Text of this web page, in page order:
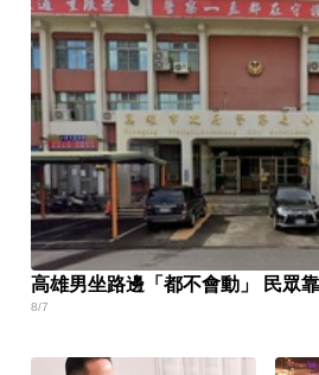
高雄男坐路邊「都不會動」 民眾
8/7